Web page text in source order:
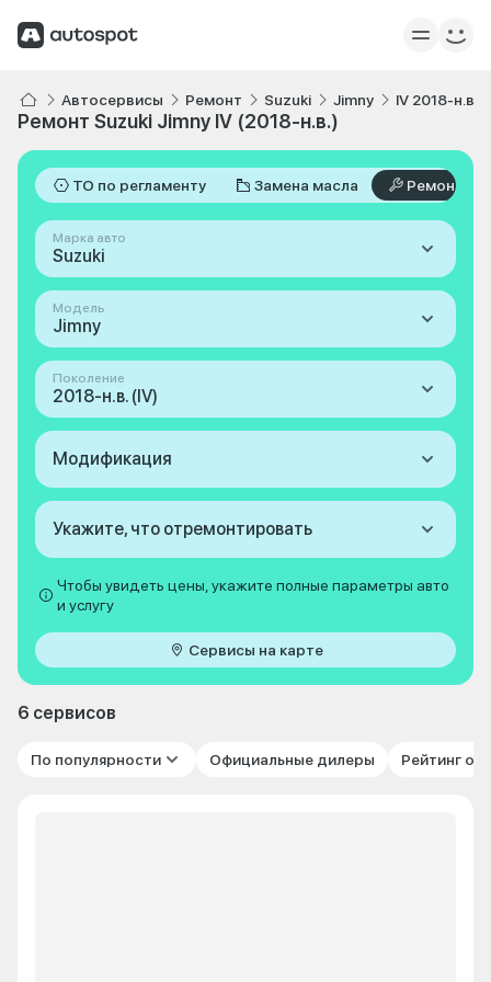
Автосервисы Ремонт Suzuki Jimny IV 2018-н.в.
Ремонт Suzuki Jimny IV (2018-н.в.)
ТО по регламенту Замена масла Ремонт
Марка авто
Suzuki
Модель
Jimny
Поколение
2018-н.в. (IV)
Модификация
Укажите, что отремонтировать
Чтобы увидеть цены, укажите полные параметры авто
и услугу
Сервисы на карте
6 сервисов
По популярности Официальные дилеры Рейтинг